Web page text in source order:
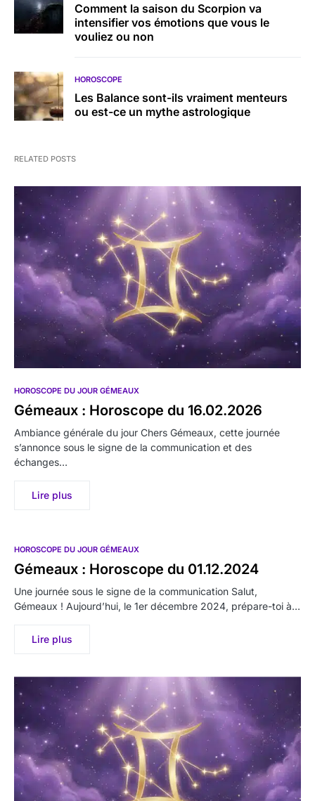
Comment la saison du Scorpion va
intensifier vos émotions que vous le
vouliez ou non
HOROSCOPE
Les Balance sont-ils vraiment menteurs
ou est-ce un mythe astrologique
RELATED POSTS
HOROSCOPE DU JOUR GÉMEAUX
Gémeaux : Horoscope du 16.02.2026
Ambiance générale du jour Chers Gémeaux, cette journée
s’annonce sous le signe de la communication et des
échanges…
Lire plus
HOROSCOPE DU JOUR GÉMEAUX
Gémeaux : Horoscope du 01.12.2024
Une journée sous le signe de la communication Salut,
Gémeaux ! Aujourd’hui, le 1er décembre 2024, prépare-toi à…
Lire plus